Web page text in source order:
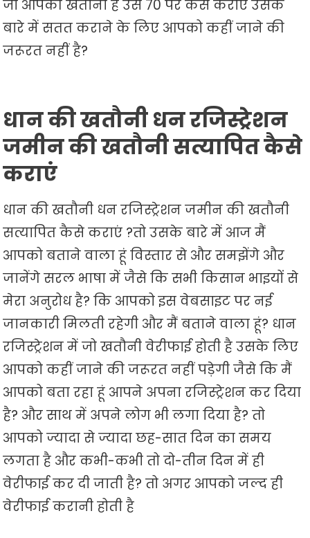
जो आपकी खतौनी है उसे 70 पर कैसे कराएं उसके
बारे में सतत कराने के लिए आपको कहीं जाने की
जरूरत नहीं है?
धान की खतौनी धन रजिस्ट्रेशन
जमीन की खतौनी सत्यापित कैसे
कराएं
धान की खतौनी धन रजिस्ट्रेशन जमीन की खतौनी
सत्यापित कैसे कराएं ?तो उसके बारे में आज मैं
आपको बताने वाला हूं विस्तार से और समझेंगे और
जानेंगे सरल भाषा में जैसे कि सभी किसान भाइयों से
मेरा अनुरोध है? कि आपको इस वेबसाइट पर नई
जानकारी मिलती रहेगी और मैं बताने वाला हूं? धान
रजिस्ट्रेशन में जो खतौनी वेरीफाई होती है उसके लिए
आपको कहीं जाने की जरूरत नहीं पड़ेगी जैसे कि मैं
आपको बता रहा हूं आपने अपना रजिस्ट्रेशन कर दिया
है? और साथ में अपने लोग भी लगा दिया है? तो
आपको ज्यादा से ज्यादा छह-सात दिन का समय
लगता है और कभी-कभी तो दो-तीन दिन में ही
वेरीफाई कर दी जाती है? तो अगर आपको जल्द ही
वेरीफाई करानी होती है